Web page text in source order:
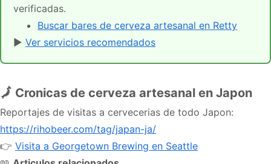
verificadas.
Buscar bares de cerveza artesanal en Retty
▶ Ver servicios recomendados
🗾 Cronicas de cerveza artesanal en Japon
Reportajes de visitas a cervecerias de todo Japon:
https://rihobeer.com/tag/japan-ja/
👉 Visita a Georgetown Brewing en Seattle